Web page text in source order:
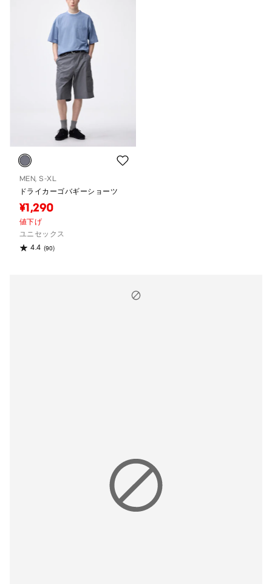
MEN, S-XL
ドライカーゴバギーショーツ
¥1,290
値下げ
ユニセックス
4.4 (90)